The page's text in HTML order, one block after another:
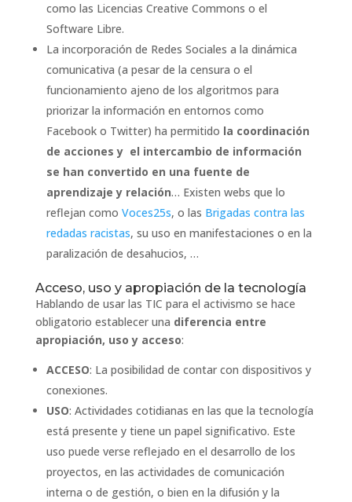
como las Licencias Creative Commons o el
Software Libre.
La incorporación de Redes Sociales a la dinámica
comunicativa (a pesar de la censura o el
funcionamiento ajeno de los algoritmos para
priorizar la información en entornos como
Facebook o Twitter) ha permitido la coordinación
de acciones y el intercambio de información
se han convertido en una fuente de
aprendizaje y relación… Existen webs que lo
reflejan como Voces25s, o las Brigadas contra las
redadas racistas, su uso en manifestaciones o en la
paralización de desahucios, …
Acceso, uso y apropiación de la tecnología
Hablando de usar las TIC para el activismo se hace
obligatorio establecer una diferencia entre
apropiación, uso y acceso:
ACCESO: La posibilidad de contar con dispositivos y
conexiones.
USO: Actividades cotidianas en las que la tecnología
está presente y tiene un papel significativo. Este
uso puede verse reflejado en el desarrollo de los
proyectos, en las actividades de comunicación
interna o de gestión, o bien en la difusión y la